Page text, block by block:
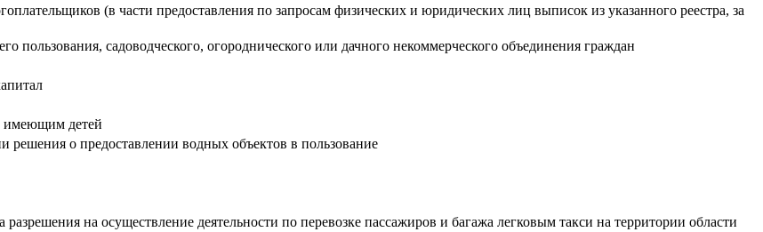
(в части предоставления по запросам физических и юридических лиц выписок из указанного реестра, за
пользования, садоводческого, огороднического или дачного некоммерческого объединения граждан
имеющим детей
решения о предоставлении водных объектов в пользование
на осуществление деятельности по перевозке пассажиров и багажа легковым такси на территории области